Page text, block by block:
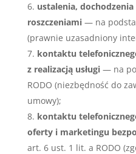
ustalenia,
roszczeniami— na
(prawnie uzasadniony
kontaktu
z realizacją usługi— na
RODO (niezbędność do
umowy);
kontaktu
oferty i marketingu
art. 6 ust. 1 lit. a RODO